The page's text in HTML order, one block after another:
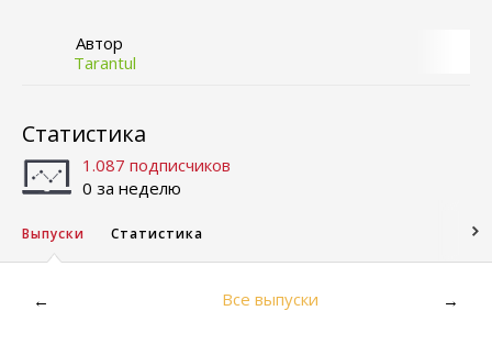
Автор
Tarantul
Статистика
1.087 подписчиков
0 за неделю
Выпуски Статистика
← Все выпуски →